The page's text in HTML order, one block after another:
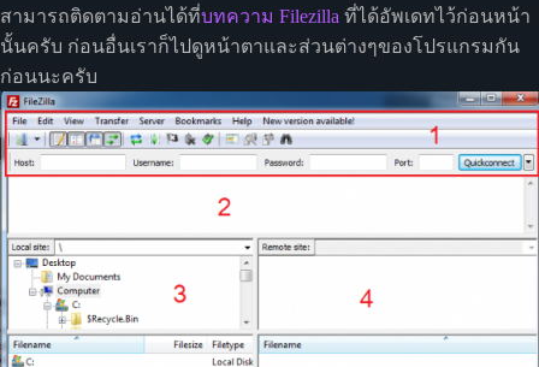
สามารถติดตามอ่านได้ที่บทความ Filezilla ที่ได้อัพเดทไว้ก่อนหน้า
นั้นครับ ก่อนอื่นเราก็ไปดูหน้าตาและส่วนต่างๆของโปรแกรมกัน
ก่อนนะครับ